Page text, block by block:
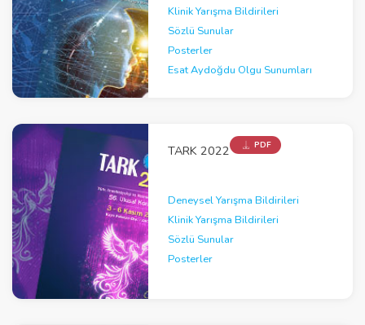
Klinik Yarışma Bildirileri
Sözlü Sunular
Posterler
Esat Aydoğdu Olgu Sunumları
TARK 2022 PDF
Deneysel Yarışma Bildirileri
Klinik Yarışma Bildirileri
Sözlü Sunular
Posterler